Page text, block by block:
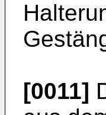
[0011]